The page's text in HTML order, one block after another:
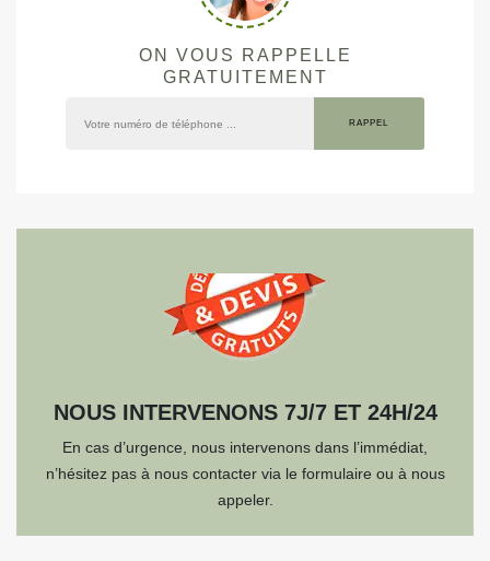
ON VOUS RAPPELLE
GRATUITEMENT
NOUS INTERVENONS 7J/7 ET 24H/24
En cas d’urgence, nous intervenons dans l’immédiat,
n’hésitez pas à nous contacter via le formulaire ou à nous
appeler.